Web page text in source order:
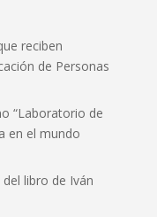
reciben
de Personas
“Laboratorio de
en el mundo
libro de Iván